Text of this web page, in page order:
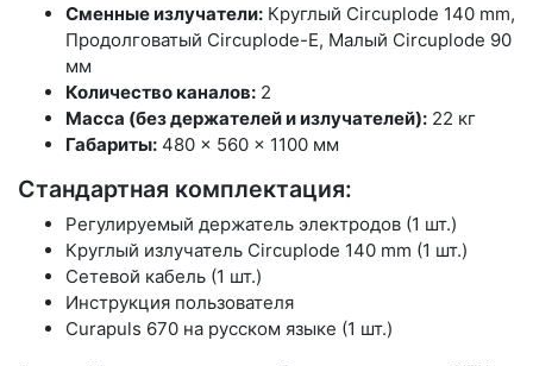
Сменные излучатели: Круглый Circuplode 140 mm,
Продолговатый Circuplode-E, Малый Circuplode 90
мм
Количество каналов: 2
Масса (без держателей и излучателей): 22 кг
Габариты: 480 × 560 × 1100 мм
Стандартная комплектация:
Регулируемый держатель электродов (1 шт.)
Круглый излучатель Circuplode 140 mm (1 шт.)
Сетевой кабель (1 шт.)
Инструкция пользователя
Curapuls 670 на русском языке (1 шт.)